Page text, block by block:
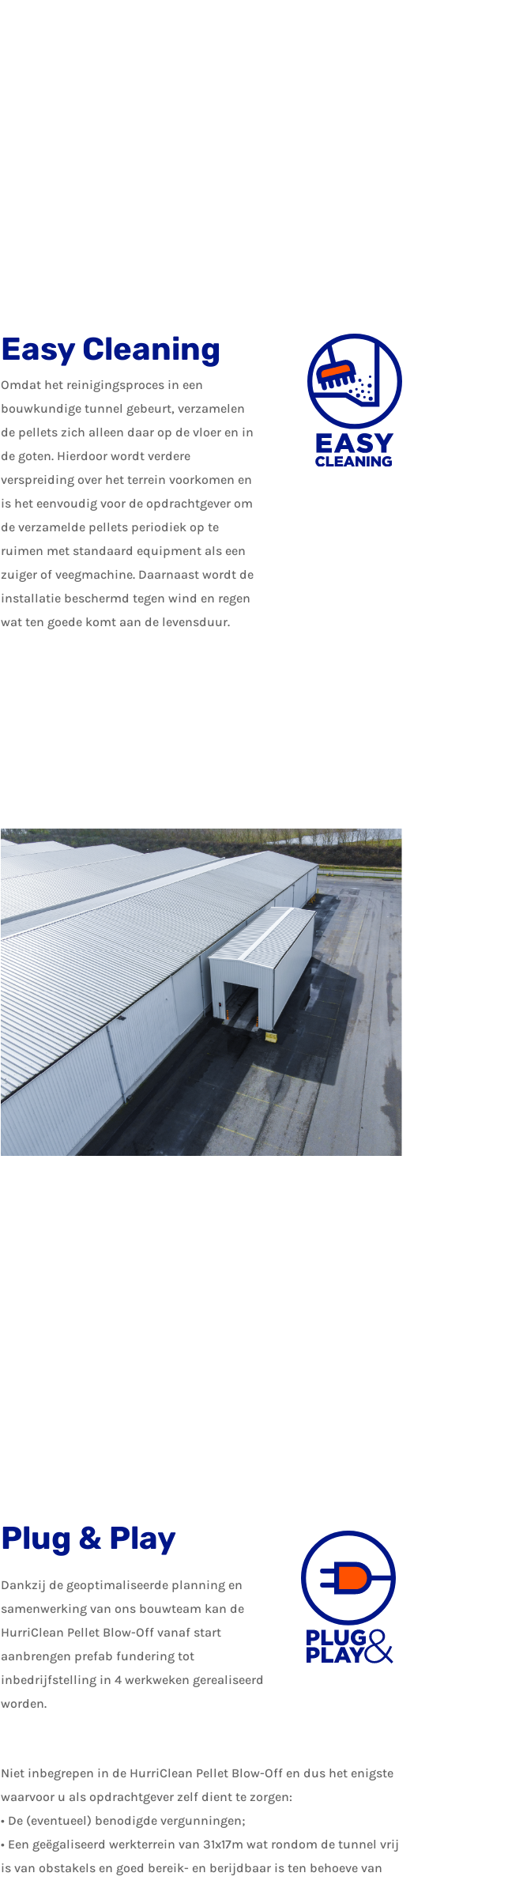
Easy Cleaning
Omdat het reinigingsproces in een
bouwkundige tunnel gebeurt, verzamelen
de pellets zich alleen daar op de vloer en in
de goten. Hierdoor wordt verdere
verspreiding over het terrein voorkomen en
is het eenvoudig voor de opdrachtgever om
de verzamelde pellets periodiek op te
ruimen met standaard equipment als een
zuiger of veegmachine. Daarnaast wordt de
installatie beschermd tegen wind en regen
wat ten goede komt aan de levensduur.
Plug & Play
Dankzij de geoptimaliseerde planning en
samenwerking van ons bouwteam kan de
HurriClean Pellet Blow-Off vanaf start
aanbrengen prefab fundering tot
inbedrijfstelling in 4 werkweken gerealiseerd
worden.
Niet inbegrepen in de HurriClean Pellet Blow-Off en dus het enigste
waarvoor u als opdrachtgever zelf dient te zorgen:
• De (eventueel) benodigde vergunningen;
• Een geëgaliseerd werkterrein van 31x17m wat rondom de tunnel vrij
is van obstakels en goed bereik- en berijdbaar is ten behoeve van